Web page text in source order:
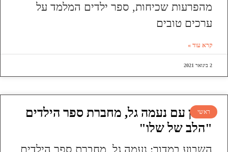
מהפרעות שכיחות, ספר ילדים המלמד על
ערכים טובים
קרא עוד »
2 בינואר 2021
ראשי
ראיון עם נעמה גל, מחברת ספר הילדים
"הלב של שלו"
השבוע במדור: נעמה גל, מחברת ספר הילדים